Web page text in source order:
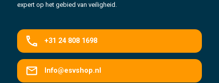
expert op het gebied van veiligheid.
+31 24 808 1698
Info@esvshop.nl